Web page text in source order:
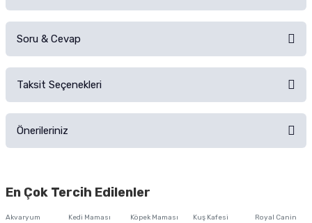
Ürünü Satın Al ve Yorumla
Soru & Cevap
Taksit Seçenekleri
Önerileriniz
iletebilirsiniz.
En Çok Tercih Edilenler
Akvaryum
Kedi Maması
Köpek Maması
Kuş Kafesi
Royal Canin